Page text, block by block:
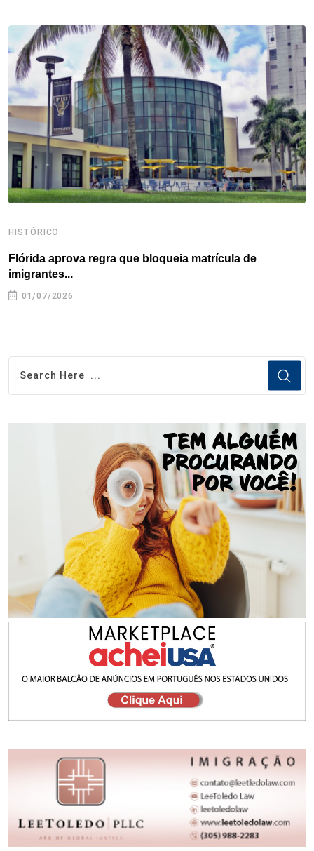
o
o
k
r
d
I
n
e
s
d
s
A
p
p
HISTÓRICO
Flórida aprova regra que bloqueia matrícula de
imigrantes...
01/07/2026